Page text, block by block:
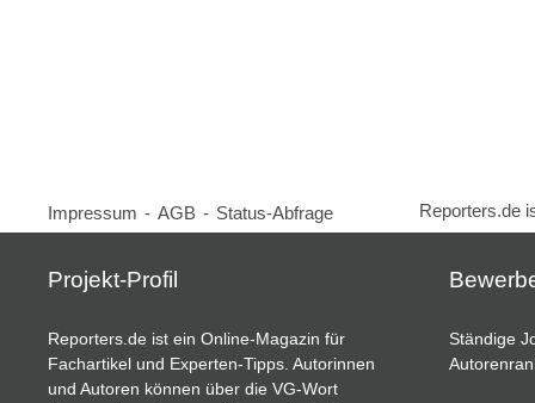
Impressum - AGB - Status-Abfrage Reporters.de
Projekt-Profil
Reporters.de ist ein Online-Magazin für
Fachartikel und Experten-Tipps. Autorinnen
und Autoren können über die VG-Wort
Ständige